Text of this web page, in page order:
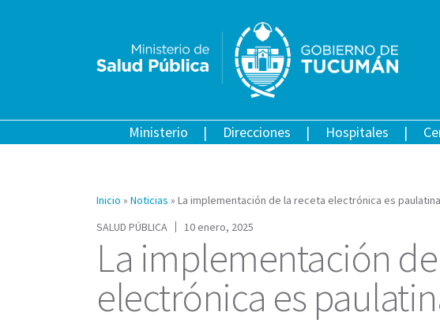
Ministerio Direcciones Hospitales
Inicio » Noticias » La implementación de la receta electrónica es
SALUD PÚBLICA
10 enero, 2025
La implementación
electrónica es